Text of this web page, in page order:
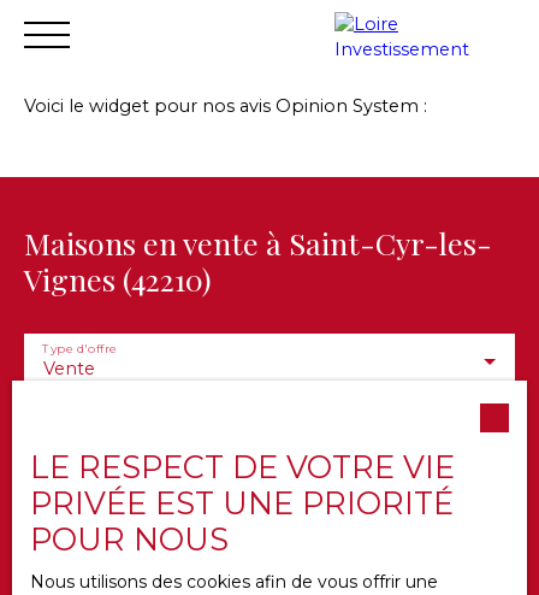
Accueil Acheter Vendre Louer Financer
Voici le widget pour nos avis Opinion System :
Maisons en vente à Saint-Cyr-les-
Vignes (42210)
Vente
Type d'offre
Saint-Cyr-les-Vignes (42210)
Localisation
Budget max (€)
LE RESPECT DE VOTRE VIE
PRIVÉE EST UNE PRIORITÉ
POUR NOUS
Nous utilisons des cookies afin de vous offrir une